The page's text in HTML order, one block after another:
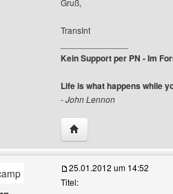
Gruß,
TransInt
Kein Support per PN - Im
Life is what happens while
- John Lennon
Website dieses
25.01.2012 um 14:52
Titel: